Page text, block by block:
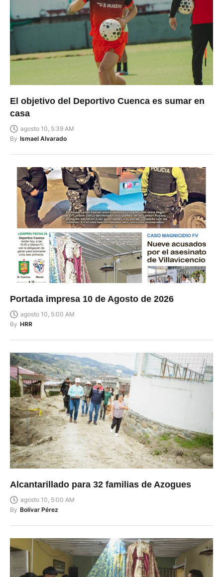
El objetivo del Deportivo Cuenca es sumar en
casa
agosto 10, 5:39 AM
By Ismael Alvarado
Portada impresa 10 de Agosto de 2026
agosto 10, 5:00 AM
By HRR
Alcantarillado para 32 familias de Azogues
agosto 10, 5:00 AM
By Bolívar Pérez